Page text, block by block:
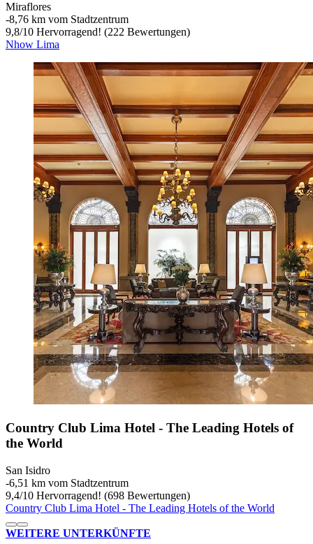
Miraflores
‐8,76 km vom Stadtzentrum
9,8/10 Hervorragend! (222 Bewertungen)
Nhow Lima
Country Club Lima Hotel - The Leading Hotels of
the World
San Isidro
‐6,51 km vom Stadtzentrum
9,4/10 Hervorragend! (698 Bewertungen)
Country Club Lima Hotel - The Leading Hotels of the World
WEITERE UNTERKÜNFTE